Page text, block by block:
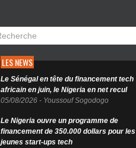
LES NEWS
Le Sénégal en tête du financement tech
africain en juin, le Nigeria en net recul
05/08/2026 - Youssouf Sogodogo
Le Nigeria ouvre un programme de
financement de 350.000 dollars pour les
jeunes start-ups tech